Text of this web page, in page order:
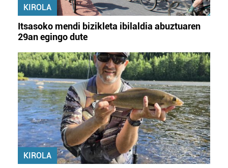
KIROLA
Itsasoko mendi bizikleta ibilaldia abuztuaren
29an egingo dute
KIROLA